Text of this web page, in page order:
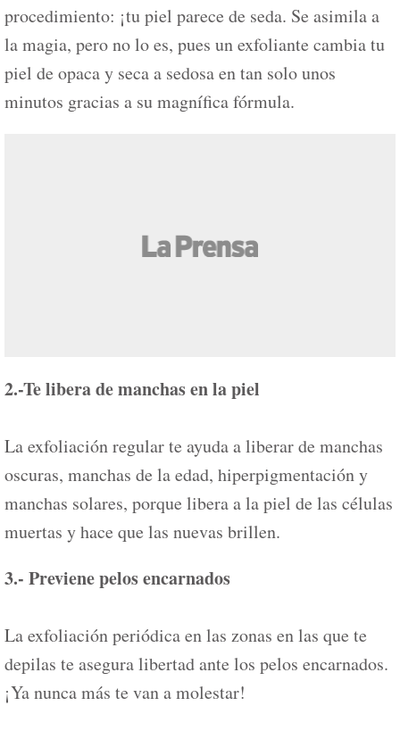
procedimiento: ¡tu piel parece de seda. Se asimila a
la magia, pero no lo es, pues un exfoliante cambia tu
piel de opaca y seca a sedosa en tan solo unos
minutos gracias a su magnífica fórmula.
2.-Te libera de manchas en la piel
La exfoliación regular te ayuda a liberar de manchas
oscuras, manchas de la edad, hiperpigmentación y
manchas solares, porque libera a la piel de las células
muertas y hace que las nuevas brillen.
3.- Previene pelos encarnados
La exfoliación periódica en las zonas en las que te
depilas te asegura libertad ante los pelos encarnados.
¡Ya nunca más te van a molestar!